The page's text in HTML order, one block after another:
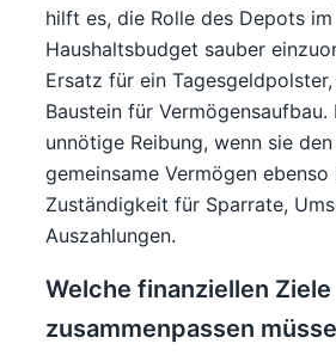
hilft es, die Rolle des Depots im
Haushaltsbudget sauber
Ersatz für ein
Baustein für Vermögensaufbau.
unnötige Reibung, wenn sie
gemeinsame Vermögen
Zuständigkeit für Sparrate,
Auszahlungen.
Welche finanziellen Ziele
zusammenpassen